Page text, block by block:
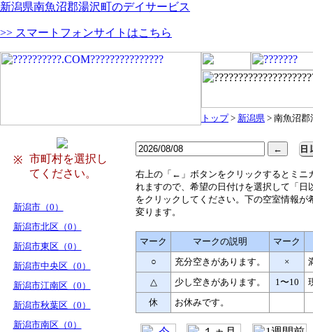
新潟県南魚沼郡湯沢町のデイサービス
>> スマートフォンサイトはこちら
トップ> 新潟県 > 南魚沼郡
※
市町村を選択し
てください。
新潟市（0）
新潟市北区（0）
新潟市東区（0）
新潟市中央区（0）
新潟市江南区（0）
新潟市秋葉区（0）
新潟市南区（0）
右上の「←」ボタンをクリックするとミニ
れますので、希望の日付けを選択して「日
をクリックしてください。下の空室情報が
変ります。
マーク マークの説明
マーク
○
充分空きがあります。 ×
△
少し空きがあります。 1〜10
休
お休みです。